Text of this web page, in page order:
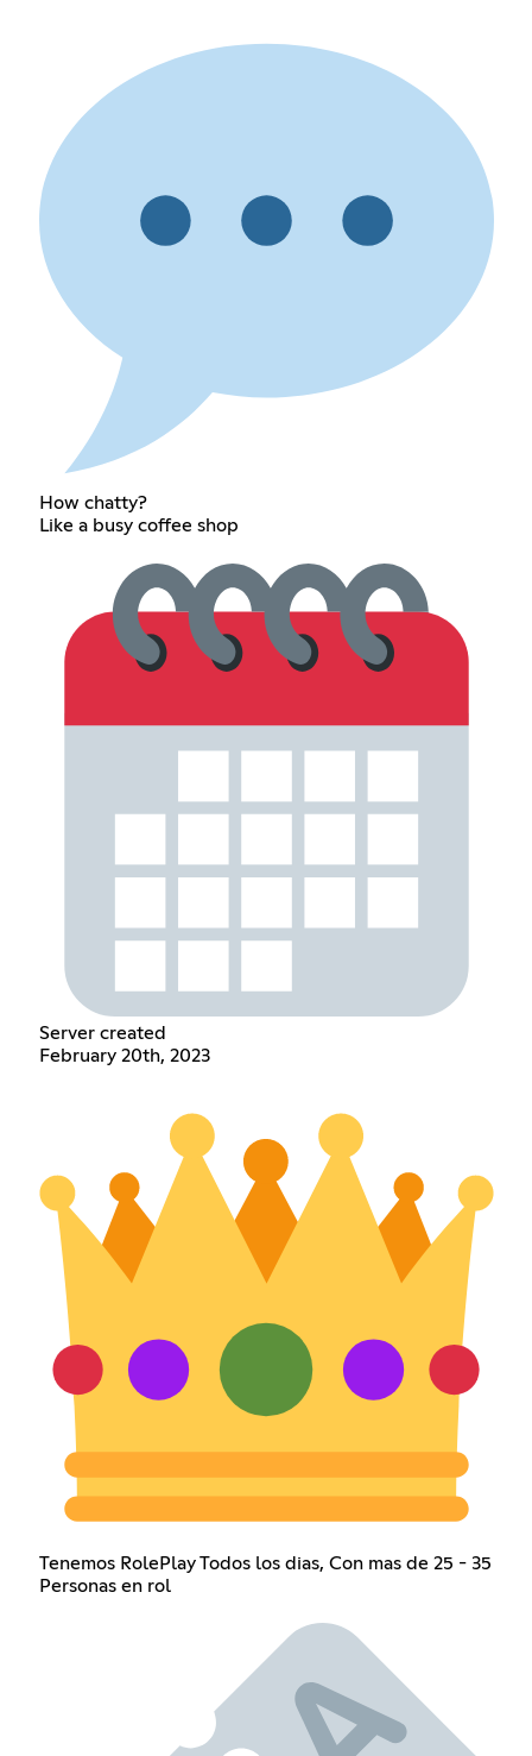
How chatty?
Like a busy coffee shop
Server created
February 20th, 2023
Tenemos RolePlay Todos los dias, Con mas de 25 - 35
Personas en rol